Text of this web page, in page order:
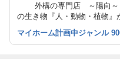
外構の専門店 ～陽向～ 『ヒナ
の生き物『人・動物・植物』が共
庭 」 づくりをめざし、 毎日が温かい気持ちになれる
「 癒しの空間 」 を追及し
マイホーム計画中ジャンル